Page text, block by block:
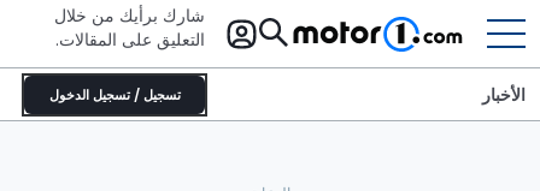
شارك برأيك من خلال
التعليق على المقالات.
تسجيل / تسجيل الدخول الأخبار